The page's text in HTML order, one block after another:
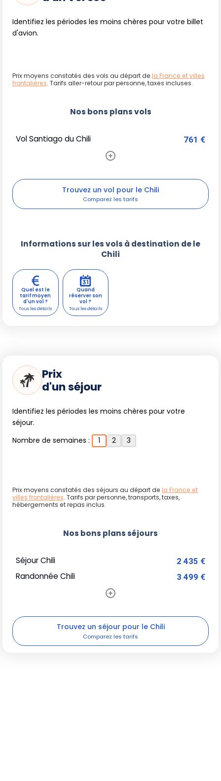
Identifiez les périodes les moins chères pour votre billet
d'avion.
Prix moyens constatés des vols au départ de la France et villes
frontalières. Tarifs aller-retour par personne, taxes incluses.
Nos bons plans vols
Vol Santiago du Chili 761 €
Trouvez un vol pour le Chili
Informations sur les vols à destination de le
Chili
Quel est le
tarif moyen
d'un vol ?
Quand
réserver son
vol ?
Prix
d'un séjour
Identifiez les périodes les moins chères pour votre
séjour.
Nombre de semaines :
1 2 3
Prix moyens constatés des séjours au départ de la France et
villes frontalières. Tarifs par personne, transports, taxes,
hébergements et repas inclus.
Nos bons plans séjours
Séjour Chili 2 435 €
Randonnée Chili 3 499 €
Trouvez un séjour pour le Chili